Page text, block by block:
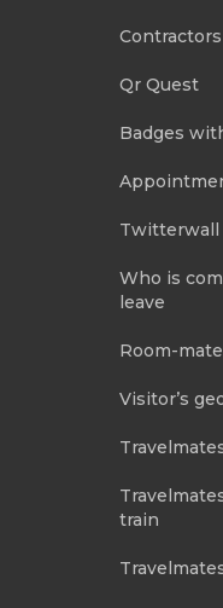
Contractors
Qr Quest
Badges
Twitterwall
Who is
leave
Room-
Visitor’s
train